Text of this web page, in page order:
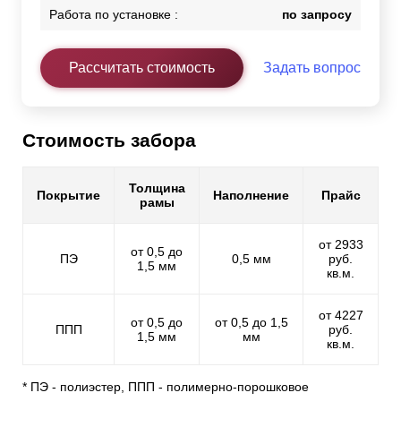
Работа по установке : по запросу
Рассчитать стоимость Задать вопрос
Стоимость забора
Покрытие
Толщина
рамы
Наполнение Прайс
ПЭ
от 0,5 до
1,5 мм
0,5 мм
от 2933
руб.
кв.м.
ППП
от 0,5 до
1,5 мм
от 0,5 до 1,5
мм
от 4227
руб.
кв.м.
* ПЭ - полиэстер, ППП - полимерно-порошковое